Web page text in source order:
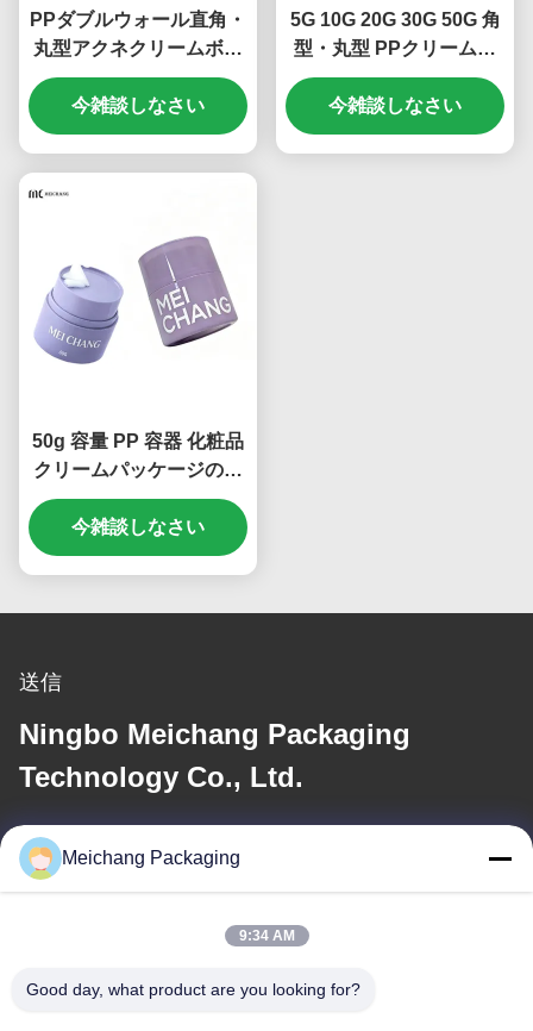
PPダブルウォール直角・
丸型アクネクリームボト
ル 防空新鮮性,カスタマイ
ズ可能&環境に優しいパ
ッケージング (MC-P-544)
今雑談しなさい
5G 10G 20G 30G 50G 角
型・丸型 PPクリームジ
ャー 食品グレード化粧品
包装 (MC-P-547)
今雑談しなさい
50g 容量 PP 容器 化粧品
クリームパッケージの気
密新鮮性のために回転し
て配給するメカニズム
今雑談しなさい
送信
Ningbo Meichang Packaging
Technology Co., Ltd.
メール
meichang1@mcpackaging.cn
住所
Meichang Packaging
9:34 AM
Good day, what product are you looking for?